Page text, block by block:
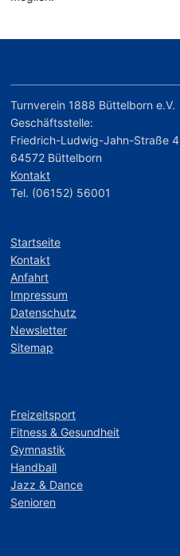
Turnverein 1888 Büttelborn e.V.
Geschäftsstelle:
Friedrich-Ludwig-Jahn-Straße 4
64572 Büttelborn
Kontakt
Tel. (06152) 56001
Startseite
Kontakt
Anfahrt
Impressum
Datenschutz
Newsletter
Sitemap
Freizeitsport
Fitness & Gesundheit
Gymnastik
Handball
Jazz & Dance
Senioren